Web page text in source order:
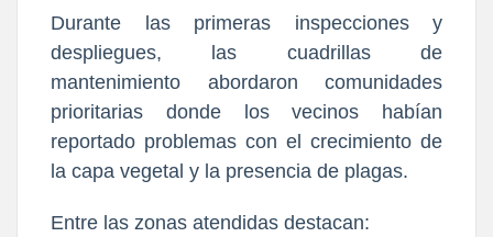
​Durante las primeras inspecciones y
despliegues, las cuadrillas de
mantenimiento abordaron comunidades
prioritarias donde los vecinos habían
reportado problemas con el crecimiento de
la capa vegetal y la presencia de plagas.
Entre las zonas atendidas destacan: